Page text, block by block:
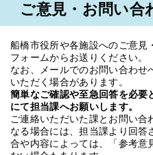
ご意見・お問い合
船橋市役所や各施設へのご意見
フォームからお送りください。
なお、メールでのお問い合わせ
いただく場合があります。
簡単なご確認や至急回答を必要
にて担当課へお願いします。
ご連絡いただいた課とお問い
なる場合には、担当課より回
合や内容によっては、「参考意